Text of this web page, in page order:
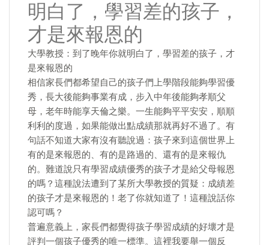
明白了，學習差的孩子，
才是來報恩的
大學教授：到了晚年你就明白了，學習差的孩子，才
是來報恩的
相信家長們都希望自己的孩子們上學階段能夠學習優
秀，長大後能夠事業有成，步入中年後能夠孝順父
母，老年時能享天倫之樂。一生能夠平平安安，順順
利利的度過，如果能做出點成績那就再好不過了。有
句話不知道大家有沒有聽說過：孩子來到這個世界上
有的是來報恩的、有的是路過的、還有的是來報仇
的。難道說只有學習成績優秀的孩子才是給父母報恩
的嗎？這種說法遭到了某所大學教授的質疑：成績差
的孩子才是來報恩的！老了你就知道了！這種說話你
認可嗎？
普遍意義上，家長們都覺得孩子學習成績的好壞才是
評判一個孩子優秀的唯一標準。這裡我要舉一個反